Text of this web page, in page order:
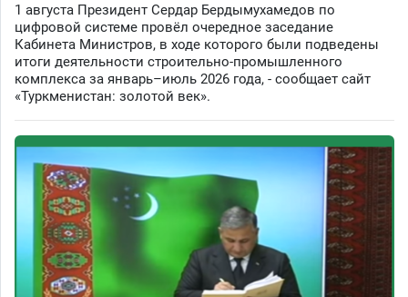
1 августа Президент Сердар Бердымухамедов по
цифровой системе провёл очередное заседание
Кабинета Министров, в ходе которого были подведены
итоги деятельности строительно-промышленного
комплекса за январь–июль 2026 года, - сообщает сайт
«Туркменистан: золотой век».